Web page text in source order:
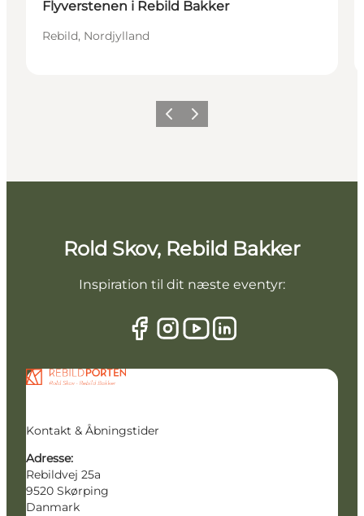
Flyverstenen i Rebild Bakker
Rebild, Nordjylland
Forrige billede
Næste billede
Rold Skov, Rebild Bakker
Inspiration til dit næste eventyr:
Kontakt & Åbningstider
Adresse:
Rebildvej 25a
9520 Skørping
Danmark